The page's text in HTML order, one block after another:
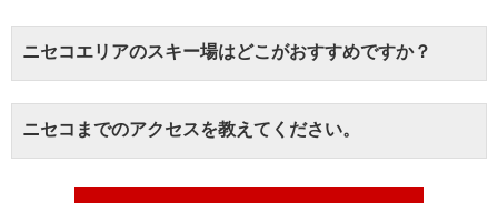
ニセコエリアのスキー場はどこがおすすめですか？
ニセコまでのアクセスを教えてください。